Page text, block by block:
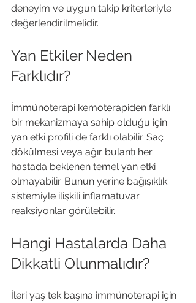
deneyim ve uygun takip kriterleriyle
değerlendirilmelidir.
Yan Etkiler Neden
Farklıdır?
İmmünoterapi kemoterapiden farklı
bir mekanizmaya sahip olduğu için
yan etki profili de farklı olabilir. Saç
dökülmesi veya ağır bulantı her
hastada beklenen temel yan etki
olmayabilir. Bunun yerine bağışıklık
sistemiyle ilişkili inflamatuvar
reaksiyonlar görülebilir.
Hangi Hastalarda Daha
Dikkatli Olunmalıdır?
İleri yaş tek başına immünoterapi için